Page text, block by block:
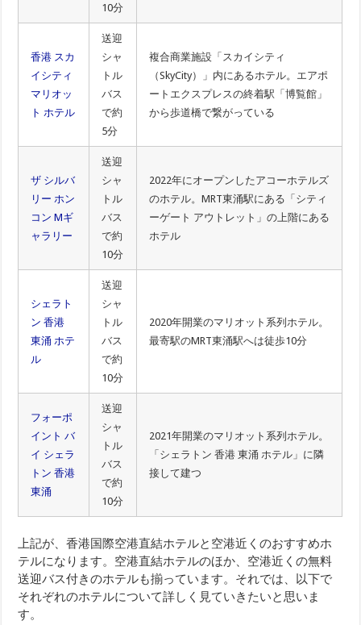
10分
香港 スカ
イシティ
マリオッ
ト ホテル
送迎
シャ
トル
バス
で約
5分
複合商業施設「スカイシティ
（SkyCity）」内にあるホテル。エアポ
ートエクスプレスの終着駅「博覧館」
から歩道橋で繋がっている
ザ シルバ
リー ホン
コン Mギ
ャラリー
送迎
シャ
トル
バス
で約
10分
2022年にオープンしたアコーホテルズ
のホテル。MRT東涌駅にある「シティ
ーゲート アウトレット」の上階にある
ホテル
シェラト
ン 香港
東涌 ホテ
ル
送迎
シャ
トル
バス
で約
10分
2020年開業のマリオット系列ホテル。
最寄駅のMRT東涌駅へは徒歩10分
フォーポ
イント バ
イ シェラ
トン 香港
東涌
送迎
シャ
トル
バス
で約
10分
2021年開業のマリオット系列ホテル。
「シェラトン 香港 東涌 ホテル」に隣
接して建つ
上記が、香港国際空港直結ホテルと空港近くのおすすめホ
テルになります。空港直結ホテルのほか、空港近くの無料
送迎バス付きのホテルも揃っています。それでは、以下で
それぞれのホテルについて詳しく見ていきたいと思いま
す。